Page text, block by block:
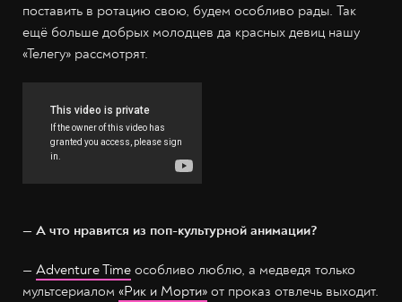
поставить в ротацию свою, будем особливо рады. Так
ещё больше добрых молодцев да красных девиц нашу
«Телегу» рассмотрят.
— А что нравится из поп-культурной анимации?
— Adventure Time особливо люблю, а медведя только
мультсериалом «Рик и Морти» от проказ отвлечь выходит.